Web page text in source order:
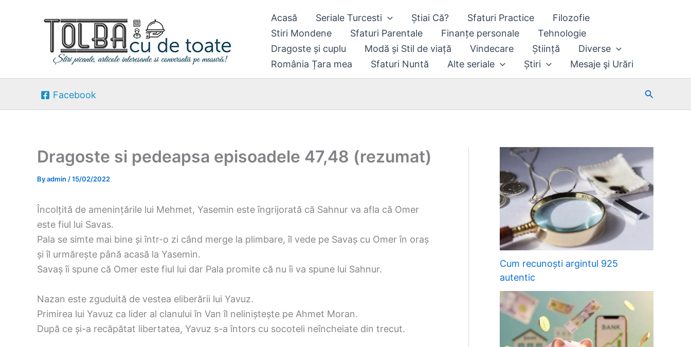
Acasă Seriale Turcesti Știai Că? Sfaturi Practice
Filozofie
Stiri Mondene
Sfaturi Parentale Finanțe personale
Tehnologie
Dragoste și cuplu
Modă și Stil de viață Vindecare Știință
Diverse
România Țara mea
Sfaturi Nuntă Alte seriale Știri Mesaje şi Urări
Facebook Search
Dragoste si pedeapsa episoadele 47,48 (rezumat)
Byadmin /15/02/2022
Încolțită de amenințările lui Mehmet, Yasemin este îngrijorată că Sahnur va afla că Omer
este fiul lui Savas.
Pala se simte mai bine și într-o zi când merge la plimbare, îl vede pe Savaș cu Omer în oraș
și îl urmărește până acasă la Yasemin.
Savaș îi spune că Omer este fiul lui dar Pala promite că nu îi va spune lui Sahnur.
Nazan este zguduită de vestea eliberării lui Yavuz.
Primirea lui Yavuz ca lider al clanului în Van îl neliniștește pe Ahmet Moran.
După ce și-a recăpătat libertatea, Yavuz s-a întors cu socoteli neîncheiate din trecut.
Cum recunoști argintul 925
autentic